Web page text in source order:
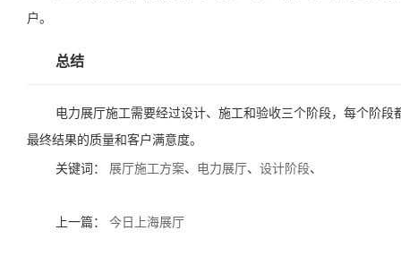
户。
总结
电力展厅施工需要经过设计、施工和验收三个阶段，每个阶
最终结果的质量和客户满意度。
关键词： 展厅施工方案、 电力展厅、 设计阶段、
上一篇： 今日上海展厅